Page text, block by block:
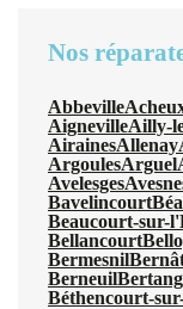
Nos
Abbeville
AignevilleAilly-
AirainesAllenay
ArgoulesArguel
Avelesges
Bavelincourt
Beaucourt-sur-
Bellancourt
Bermesnil
Berneuil
Béthencourt-